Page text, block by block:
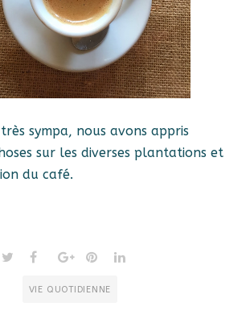
sympa, nous avons appris
sur les diverses plantations et
du café.
VIE QUOTIDIENNE